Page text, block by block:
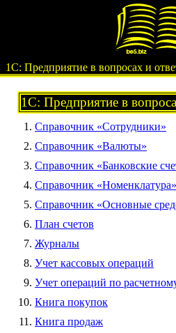
1С: Предприятие в вопросах и
1С: Предприятие в
Справочник «Сотрудники»
Справочник «Валюты»
Справочник «Банковские
Справочник «Номенклатура»
Справочник «Основные
План счетов
Журналы
Учет кассовых операций
Учет операций по
Книга покупок
Книга продаж